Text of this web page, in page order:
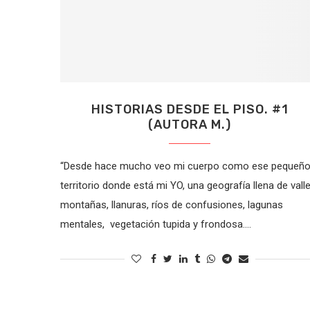
HISTORIAS DESDE EL PISO. #1
(AUTORA M.)
“Desde hace mucho veo mi cuerpo como ese pequeño
territorio donde está mi YO, una geografía llena de
montañas, llanuras, ríos de confusiones, lagunas
mentales, vegetación tupida y frondosa.…